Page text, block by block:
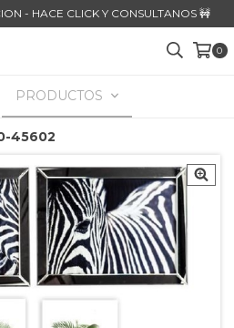
- HACE CLICK Y CONSULTANOS 🚧
0
PRODUCTOS
45602